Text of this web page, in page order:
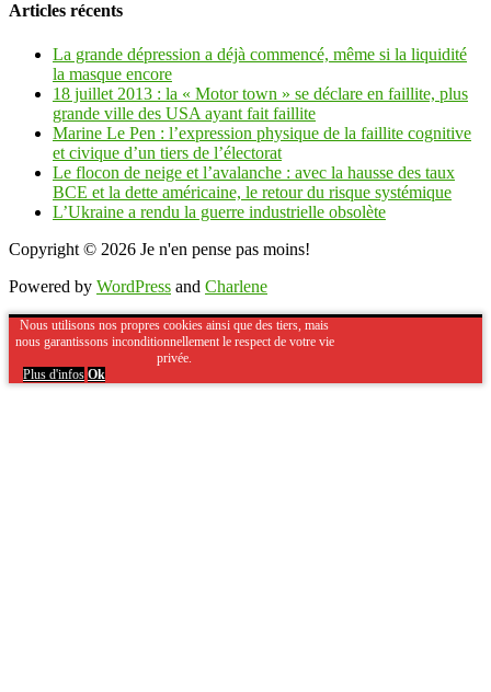
Articles récents
La grande dépression a déjà commencé, même si la liquidité
la masque encore
18 juillet 2013 : la « Motor town » se déclare en faillite, plus
grande ville des USA ayant fait faillite
Marine Le Pen : l’expression physique de la faillite cognitive
et civique d’un tiers de l’électorat
Le flocon de neige et l’avalanche : avec la hausse des taux
BCE et la dette américaine, le retour du risque systémique
L’Ukraine a rendu la guerre industrielle obsolète
Copyright © 2026 Je n'en pense pas moins!
Powered by WordPress and Charlene
Nous utilisons nos propres cookies ainsi que des tiers, mais
nous garantissons inconditionnellement le respect de votre vie
privée.
Plus d'infos Ok